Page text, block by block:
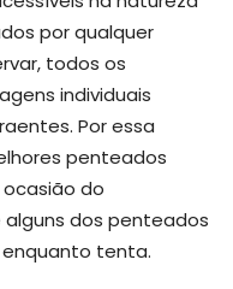
por qualquer
todos os
individuais
Por essa
penteados
do
dos penteados
tenta.